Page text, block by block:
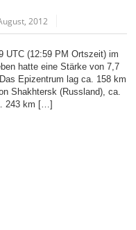
2012
UTC (12:59 PM Ortszeit) im
hatte eine Stärke von 7,7
Epizentrum lag ca. 158 km
Shakhtersk (Russland), ca.
243 km […]